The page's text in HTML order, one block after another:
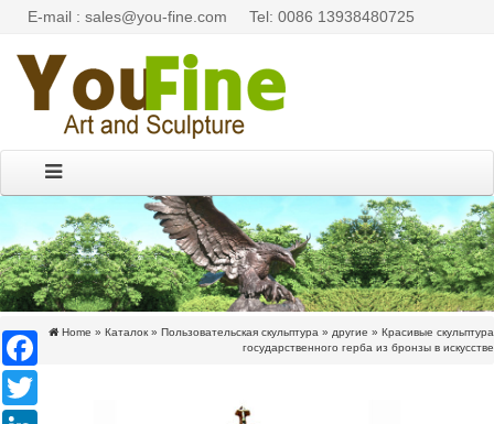
E-mail : sales@you-fine.com Tel: 0086 13938480725
Home » Каталок » Пользовательская скульптура » другие » Красивые скульптура
государственного герба из бронзы в искусстве
Facebook